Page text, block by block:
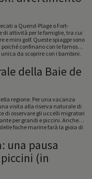
a Quend-Plage o Fort-
di attività per le famiglie, tra cui
e mini golf. Queste spiagge sono
confinano con le famose
da scoprire con i bambini.
della Baie de
regione. Per una vacanza
visita alla riserva naturale di
di osservare gli uccelli migratori
per grandi e piccini. Anche
foche marine farà la gioia di
una pausa
(in